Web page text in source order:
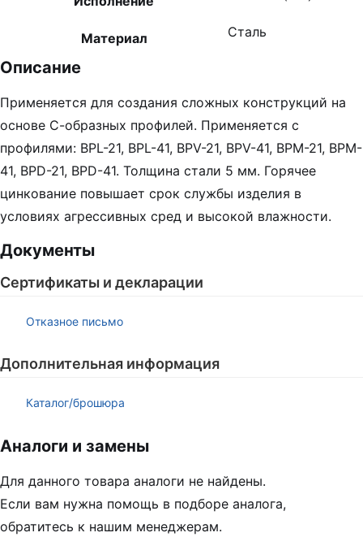
Материал Сталь
Описание
Применяется для создания сложных конструкций на
основе С-образных профилей. Применяется с
профилями: BPL-21, BPL-41, BPV-21, BPV-41, BPM-21, BPM-
41, BPD-21, BPD-41. Толщина стали 5 мм. Горячее
цинкование повышает срок службы изделия в
условиях агрессивных сред и высокой влажности.
Документы
Сертификаты и декларации
Отказное письмо
Дополнительная информация
Каталог/брошюра
Аналоги и замены
Для данного товара аналоги не найдены.
Если вам нужна помощь в подборе аналога,
обратитесь к нашим менеджерам.